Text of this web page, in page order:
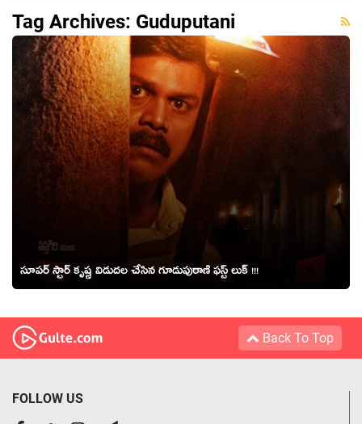
Tag Archives: Guduputani
సూపర్ స్టార్ కృష్ణ విడుదల చేసిన గూడుపుఠాణి ఫస్ట్ లుక్ !!!
Back To Top
FOLLOW US